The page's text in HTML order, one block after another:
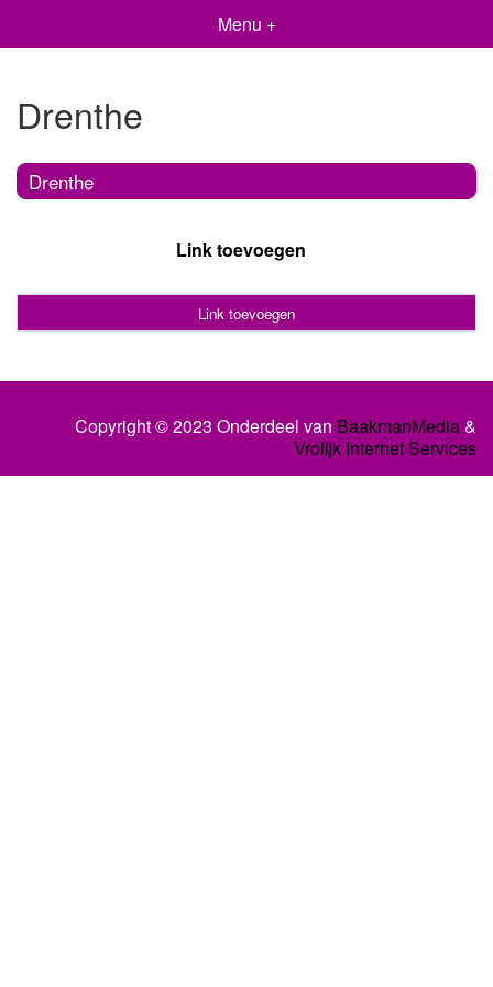
Menu +
Drenthe
Drenthe
Link toevoegen
Link toevoegen
Copyright © 2023 Onderdeel van BaakmanMedia&
Vrolijk Internet Services